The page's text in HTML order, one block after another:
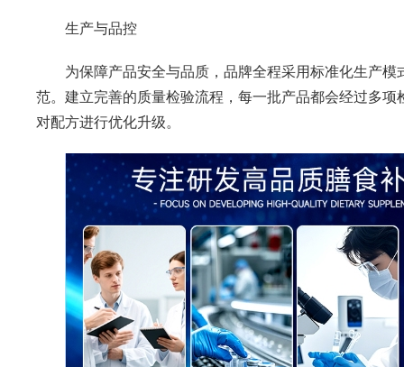
生产与品控
为保障产品安全与品质，品牌全程采用标准化生产
范。建立完善的质量检验流程，每一批产品都会经过多
对配方进行优化升级。